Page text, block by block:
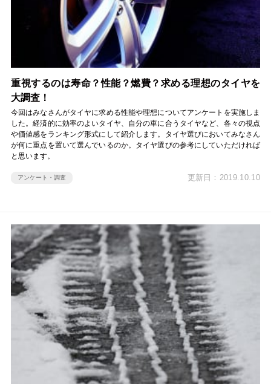
重視するのは寿命？性能？燃費？求める理想のタイヤを
大調査！
今回はみなさんがタイヤに求める性能や理想についてアンケートを実施しま
した。経済的に効率のよいタイヤ、自分の車に合うタイヤなど、各々の視点
や価値感をランキング形式にして紹介します。タイヤ選びにおいてみなさん
が何に重点を置いて選んでいるのか。タイヤ選びの参考にしていただければ
と思います。
アンケート・調査 更新日：2019.10.10